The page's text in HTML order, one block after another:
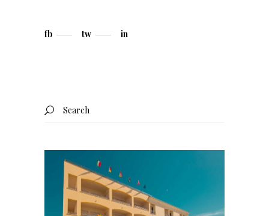
fb tw in
Search
for: